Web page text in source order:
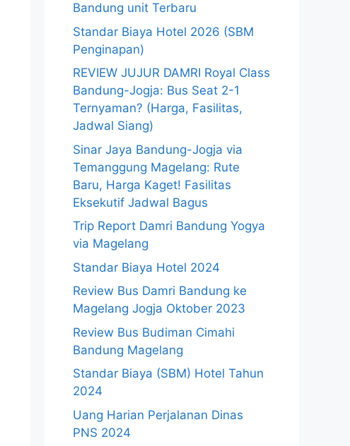
Bandung unit Terbaru
Standar Biaya Hotel 2026 (SBM
Penginapan)
REVIEW JUJUR DAMRI Royal Class
Bandung-Jogja: Bus Seat 2-1
Ternyaman? (Harga, Fasilitas,
Jadwal Siang)
Sinar Jaya Bandung-Jogja via
Temanggung Magelang: Rute
Baru, Harga Kaget! Fasilitas
Eksekutif Jadwal Bagus
Trip Report Damri Bandung Yogya
via Magelang
Standar Biaya Hotel 2024
Review Bus Damri Bandung ke
Magelang Jogja Oktober 2023
Review Bus Budiman Cimahi
Bandung Magelang
Standar Biaya (SBM) Hotel Tahun
2024
Uang Harian Perjalanan Dinas
PNS 2024